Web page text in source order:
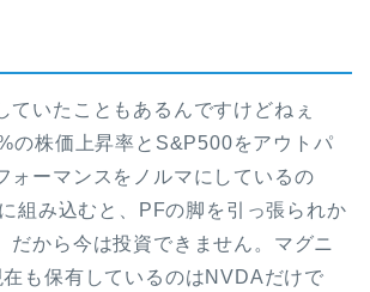
ていたこともあるんですけどねぇ
の株価上昇率とS&P500をアウトパ
ォーマンスをノルマにしているの
組み込むと、PFの脚を引っ張られか
だから今は投資できません。マグニ
も保有しているのはNVDAだけで